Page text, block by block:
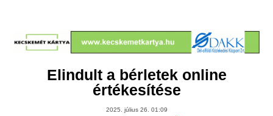
Elindult a bérletek online
értékesítése
2025. július 26. 01:09